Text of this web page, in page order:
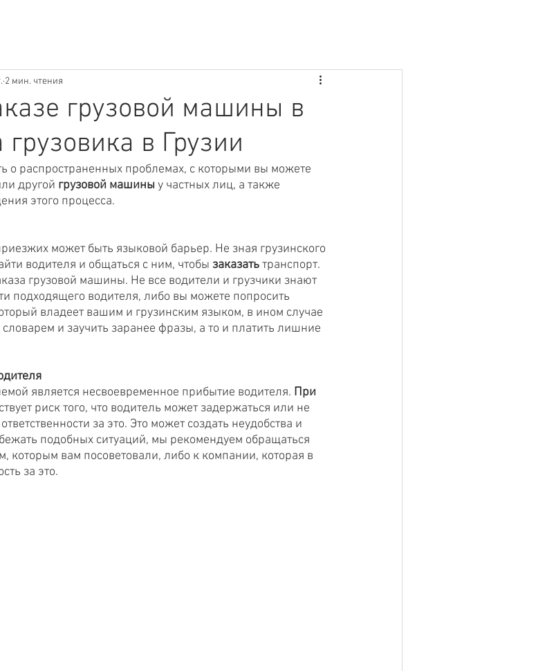
грузовой машины в
в Грузии
2 мин. чтения
о распространенных проблемах, с которыми вы можете
другой грузовой машины у частных лиц, а также
этого процесса.
может быть языковой барьер. Не зная грузинского
водителя и общаться с ним, чтобы заказать транспорт.
грузовой машины. Не все водители и грузчики знают
подходящего водителя, либо вы можете попросить
владеет вашим и грузинским языком, в ином случае
словарем и заучить заранее фразы, а то и платить лишние
является несвоевременное прибытие водителя. При
риск того, что водитель может задержаться или не
за это. Это может создать неудобства и
подобных ситуаций, мы рекомендуем обращаться
которым вам посоветовали, либо к компании, которая в
за это.